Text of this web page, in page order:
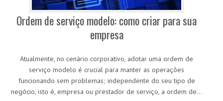
Ordem de serviço modelo: como criar para sua
empresa
Atualmente, no cenário corporativo, adotar uma ordem de
serviço modelo é crucial para manter as operações
funcionando sem problemas; independente do seu tipo de
negócio, isto é, empresa ou prestador de serviço, a ordem de…